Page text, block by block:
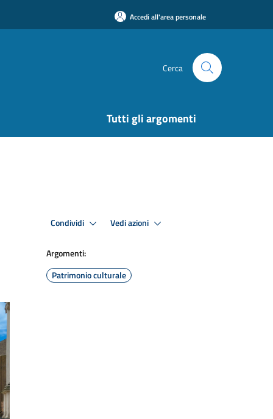
Accedi all'area personale
Cerca
Tutti gli argomenti
Condividi Vedi azioni
Argomenti:
Patrimonio culturale